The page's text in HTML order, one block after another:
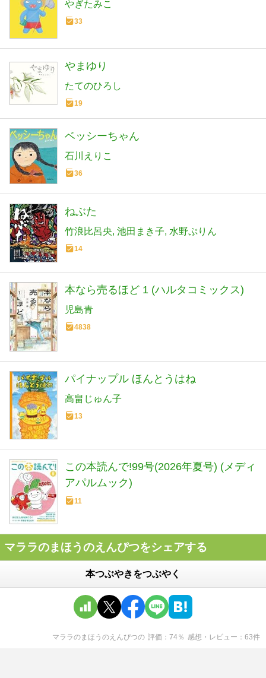
やぎたみこ
33
やまゆり
たてのひろし
19
ベッシーちゃん
石川えりこ
36
ねぶた
竹浪比呂央 池田まき子 水野ぷりん
14
本なら売るほど 1 (ハルタコミックス)
児島青
4838
パイナップル ほんとうはね
高畠じゅん子
13
この本読んで!99号(2026年夏号) (メディ
アパルムック)
11
マララのまほうのえんぴつをシェアする
本つぶやきをつぶやく
マララのまほうのえんぴつの 評価 74％ 感想・レビュー 63件